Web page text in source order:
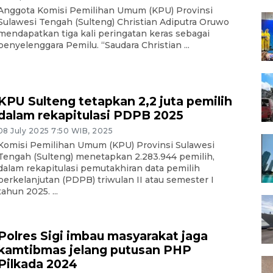
Komisi Pemilihan Umum (KPU) Provinsi
Tengah (Sulteng) Christian Adiputra Oruwo
tiga kali peringatan keras sebagai
Pemilu. “Saudara Christian ...
Sulteng tetapkan 2,2 juta pemilih
rekapitulasi PDPB 2025
July 2025 7:50 WIB, 2025
Pemilihan Umum (KPU) Provinsi Sulawesi
(Sulteng) menetapkan 2.283.944 pemilih,
rekapitulasi pemutakhiran data pemilih
(PDPB) triwulan II atau semester I
2025. ...
Sigi imbau masyarakat jaga
jelang putusan PHP
2024